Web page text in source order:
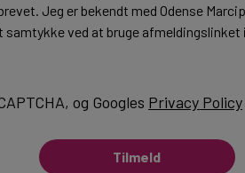
Jeg er bekendt med Odense
ved at bruge afmeldingslinket
og Googles Privacy Policy
Tilmeld